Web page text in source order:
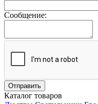
Сообщение:
Каталог товаров